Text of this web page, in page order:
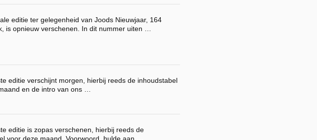
editie ter gelegenheid van Joods Nieuwjaar, 164
is opnieuw verschenen. In dit nummer uiten …
editie verschijnt morgen, hierbij reeds de inhoudstabel
en de intro van ons …
editie is zopas verschenen, hierbij reeds de
voor deze maand. Voorwoord, hulde aan …